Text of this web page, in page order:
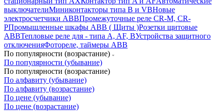
выключателиМиниконтакторы типа B и VBНовые
электросчетчики ABBПромежуточные реле CR-M, CR-
PПромышленные шкафы ABB ( Щиты )Розетки щитовые
ABBТепловые реле для - типа A, AF, BУстройства защитного
отключенияФотореле, таймеры ABB
По популярности (возрастание)
По популярности (убывание)
По популярности (возрастание)
По алфавиту (убывание)
По алфавиту (возрастание)
По цене (убывание)
По цене (возрастание)